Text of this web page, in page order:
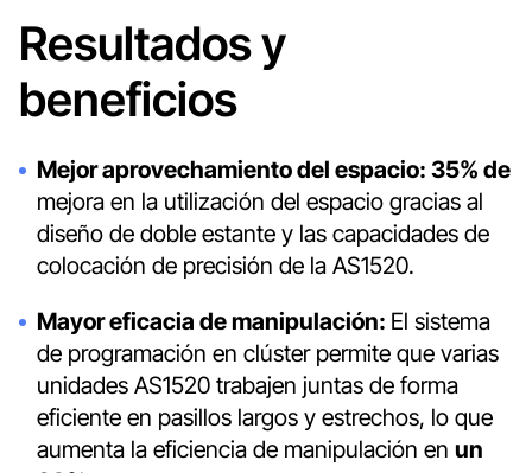
Resultados y
beneficios
Mejor aprovechamiento del espacio: 35% de
mejora en la utilización del espacio gracias al
diseño de doble estante y las capacidades de
colocación de precisión de la AS1520.
Mayor eficacia de manipulación: El sistema
de programación en clúster permite que varias
unidades AS1520 trabajen juntas de forma
eficiente en pasillos largos y estrechos, lo que
aumenta la eficiencia de manipulación enun